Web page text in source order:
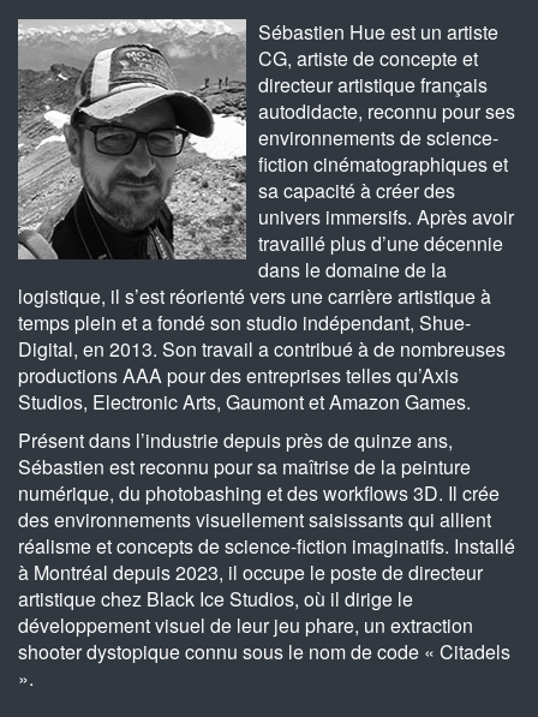
Sébastien Hue est un artiste
CG, artiste de concepte et
directeur artistique français
autodidacte, reconnu pour ses
environnements de science-
fiction cinématographiques et
sa capacité à créer des
univers immersifs. Après avoir
travaillé plus d’une décennie
dans le domaine de la
logistique, il s’est réorienté vers une carrière artistique à
temps plein et a fondé son studio indépendant, Shue-
Digital, en 2013. Son travail a contribué à de nombreuses
productions AAA pour des entreprises telles qu’Axis
Studios, Electronic Arts, Gaumont et Amazon Games.
Présent dans l’industrie depuis près de quinze ans,
Sébastien est reconnu pour sa maîtrise de la peinture
numérique, du photobashing et des workflows 3D. Il crée
des environnements visuellement saisissants qui allient
réalisme et concepts de science-fiction imaginatifs. Installé
à Montréal depuis 2023, il occupe le poste de directeur
artistique chez Black Ice Studios, où il dirige le
développement visuel de leur jeu phare, un extraction
shooter dystopique connu sous le nom de code « Citadels
».